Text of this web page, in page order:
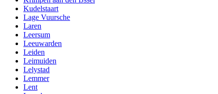
Kudelstaart
Lage Vuursche
Laren
Leersum
Leeuwarden
Leiden
Leimuiden
Lelystad
Lemmer
Lent